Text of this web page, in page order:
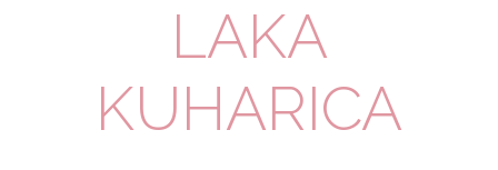
LAKA
KUHARICA